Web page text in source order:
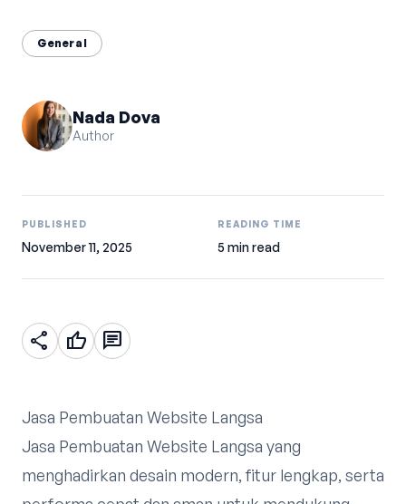
General
Nada Dova
Author
PUBLISHED
November 11, 2025
READING TIME
5 min read
share thumb_up chat
Jasa Pembuatan Website Langsa
Jasa Pembuatan Website Langsa yang
menghadirkan desain modern, fitur lengkap, serta